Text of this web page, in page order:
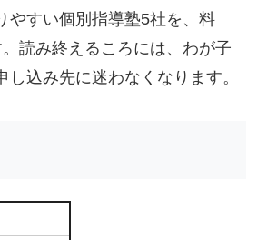
やすい個別指導塾5社を、料
読み終えるころには、わが子
込み先に迷わなくなります。